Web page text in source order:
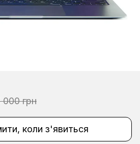
000 грн
коли з'явиться